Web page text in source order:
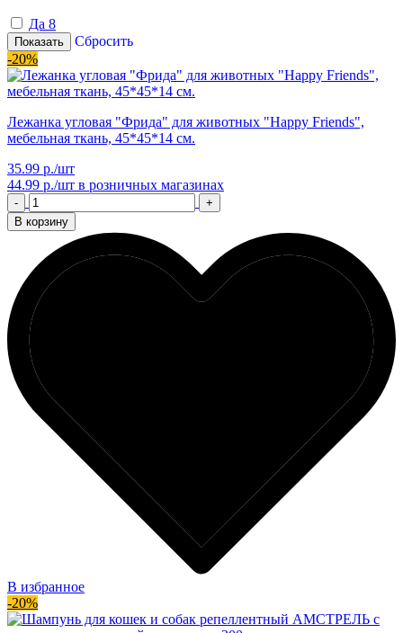
Да 8
Показать
Сбросить
-20%
Лежанка угловая "Фрида" для животных "Happy Friends",
мебельная ткань, 45*45*14 см.
35.99 р./шт
44.99 р./шт в розничных магазинах
-
+
В корзину
В избранное
-20%